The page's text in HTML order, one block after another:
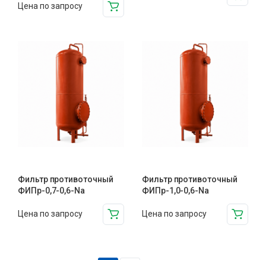
Цена по запросу
Фильтр противоточный
ФИПр-0,7-0,6-Na
Цена по запросу
Фильтр противоточный
ФИПр-1,0-0,6-Na
Цена по запросу